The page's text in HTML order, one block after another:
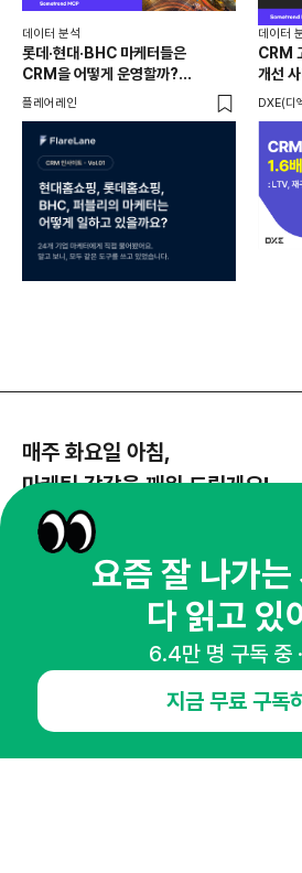
데이터 분석
롯데·현대·BHC 마케터들은
CRM을 어떻게 운영할까?
24개사가 직접 답한 마케팅 자동화
플레어레인
데이터
CRM
개선 사
DXE(디
매주 화요일 아침,
마케팅 감각을 깨워 드릴게요!
65,043명의 마케터를 성장시키는 뉴스레터
뉴스레터 구독하기
NHN AD
오픈애즈란 공지사항 제휴문의
인
뉴스레터
광고안내
요즘 잘 나가는
다 읽고 있
6.4만 명 구독 중
지금 무료 구독